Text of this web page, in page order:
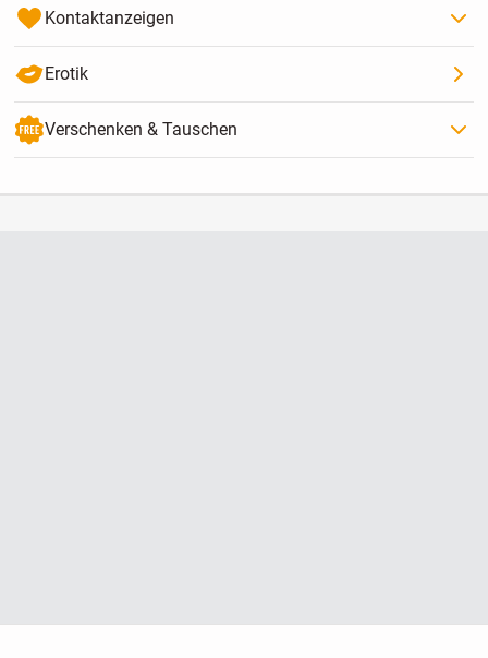
Kontaktanzeigen
Erotik
Verschenken & Tauschen